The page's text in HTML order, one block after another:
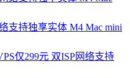
支持独享实体 M4 Mac mini